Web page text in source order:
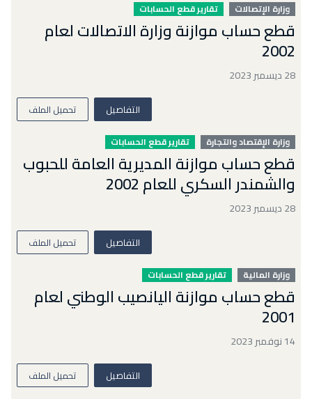
وزارة الإتصالات تقارير قطع الحسابات
قطع حساب موازنة وزارة الاتصالات لعام
2002
28 ديسمبر 2023
التفاصيل تحميل الملف
وزارة الإقتصاد والتجارة تقارير قطع الحسابات
قطع حساب موازنة المديرية العامة للحبوب
والشمندر السكري للعام 2002
28 ديسمبر 2023
التفاصيل تحميل الملف
وزارة المالية تقارير قطع الحسابات
قطع حساب موازنة اليانصيب الوطني لعام
2001
14 نوفمبر 2023
التفاصيل تحميل الملف